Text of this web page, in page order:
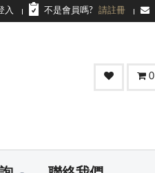
入 不是會員嗎? 請註冊
0